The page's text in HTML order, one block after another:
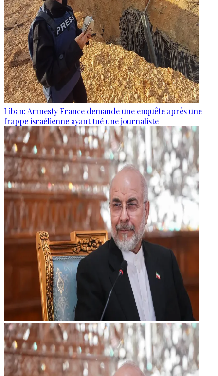
Liban: Amnesty France demande une enquête après une
frappe israélienne ayant tué une journaliste